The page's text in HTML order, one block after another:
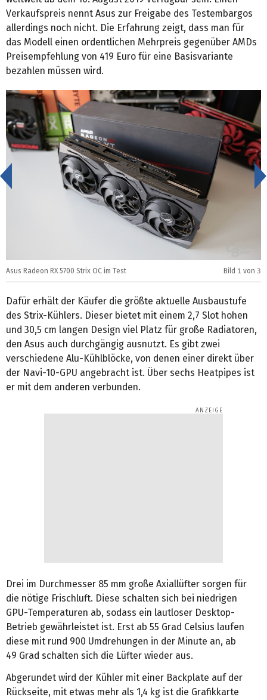
Verkaufspreis nennt Asus zur Freigabe des Testembargos
allerdings noch nicht. Die Erfahrung zeigt, dass man für
das Modell einen ordentlichen Mehrpreis gegenüber AMDs
Preisempfehlung von 419 Euro für eine Basisvariante
bezahlen müssen wird.
Asus Radeon RX 5700 Strix OC im Test Bild 1 von 3
<
Dafür erhält der Käufer die größte aktuelle Ausbaustufe
des Strix-Kühlers. Dieser bietet mit einem 2,7 Slot hohen
und 30,5 cm langen Design viel Platz für große Radiatoren,
den Asus auch durchgängig ausnutzt. Es gibt zwei
verschiedene Alu-Kühlblöcke, von denen einer direkt über
der Navi-10-GPU angebracht ist. Über sechs Heatpipes ist
er mit dem anderen verbunden.
Drei im Durchmesser 85 mm große Axiallüfter sorgen für
die nötige Frischluft. Diese schalten sich bei niedrigen
GPU-Temperaturen ab, sodass ein lautloser Desktop-
Betrieb gewährleistet ist. Erst ab 55 Grad Celsius laufen
diese mit rund 900 Umdrehungen in der Minute an, ab
49 Grad schalten sich die Lüfter wieder aus.
Abgerundet wird der Kühler mit einer Backplate auf der
Rückseite, mit etwas mehr als 1,4 kg ist die Grafikkarte